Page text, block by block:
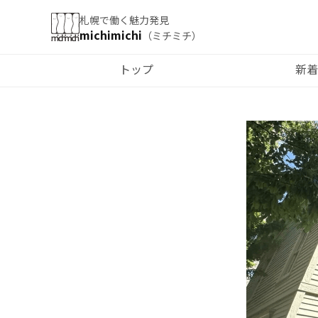
札幌で働く魅力発見
michimichi （ミチミチ）
トップ 新着